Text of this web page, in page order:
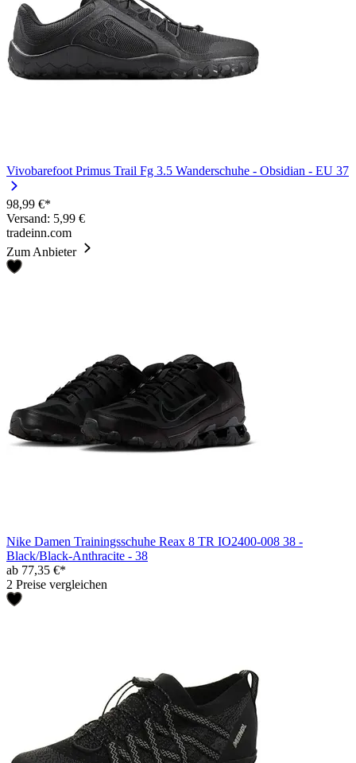
Vivobarefoot Primus Trail Fg 3.5 Wanderschuhe - Obsidian - EU 37
98,99 €*
Versand: 5,99 €
tradeinn.com
Zum Anbieter
Nike Damen Trainingsschuhe Reax 8 TR IO2400-008 38 -
Black/Black-Anthracite - 38
ab 77,35 €*
2 Preise vergleichen